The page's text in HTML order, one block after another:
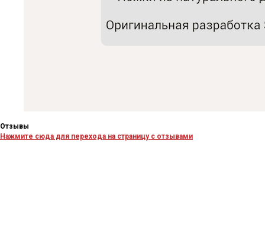
Отзывы
Нажмите сюда для перехода на страницу с отзывами